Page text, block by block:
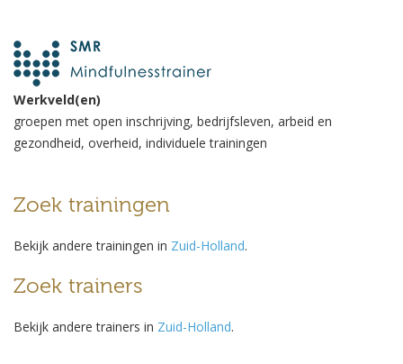
Werkveld(en)
groepen met open inschrijving, bedrijfsleven, arbeid en
gezondheid, overheid, individuele trainingen
Zoek trainingen
Bekijk andere trainingen in Zuid-Holland.
Zoek trainers
Bekijk andere trainers in Zuid-Holland.